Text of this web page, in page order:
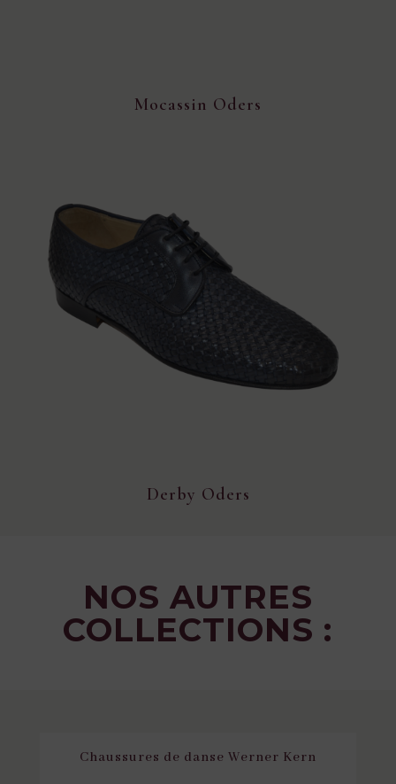
Mocassin Oders
Derby Oders
NOS AUTRES
COLLECTIONS :
Chaussures de danse Werner Kern